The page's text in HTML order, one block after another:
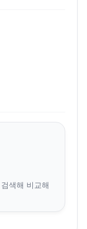
색해 비교해